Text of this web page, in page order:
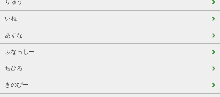
りゅう
いね
あすな
ふなっしー
ちひろ
きのぴー